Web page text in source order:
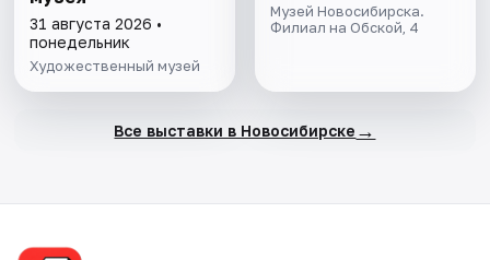
31 августа 2026 •
понедельник
Художественный музей
Музей Новосибирска.
Филиал на Обской, 4
Все выставки в Новосибирске →